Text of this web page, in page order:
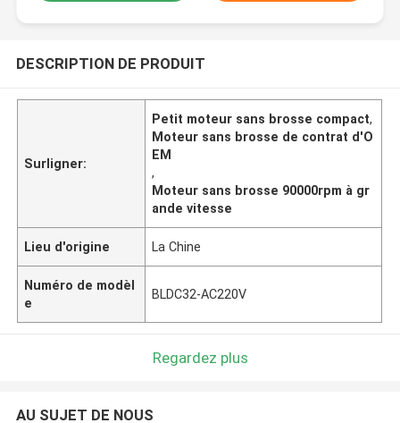
DESCRIPTION DE PRODUIT
Surligner:
Petit moteur sans brosse compact,
Moteur sans brosse de contrat d'O
EM
,
Moteur sans brosse 90000rpm à gr
ande vitesse
Lieu d'origine La Chine
Numéro de modèl
e
BLDC32-AC220V
Regardez plus
AU SUJET DE NOUS